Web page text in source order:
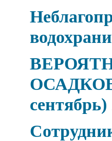
ОСАДКОВ
сентябрь)